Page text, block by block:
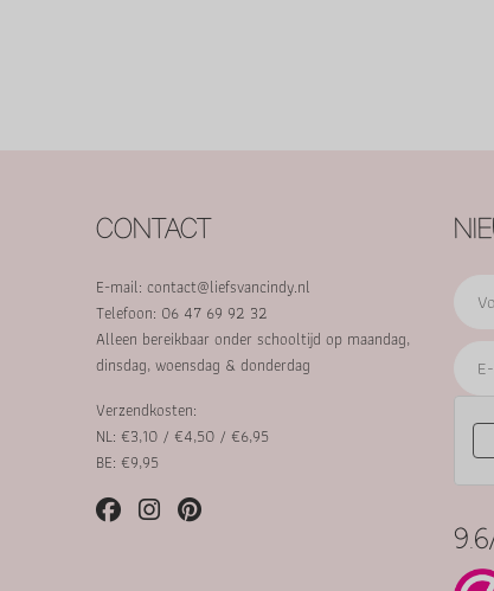
CONTACT
E-mail: contact@liefsvancindy.nl
Telefoon: 06 47 69 92 32
Alleen bereikbaar onder schooltijd op maandag,
dinsdag, woensdag & donderdag
Verzendkosten:
NL: €3,10 / €4,50 / €6,95
BE: €9,95